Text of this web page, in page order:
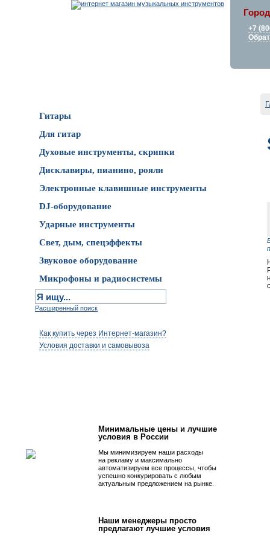
+7
Гитары
Для гитар
Духовые инструменты, скрипки
Дисклавиры, пианино, рояли
Электронные клавишные инструменты
DJ-оборудование
Ударные инструменты
Свет, дым, спецэффекты
Звуковое оборудование
Микрофоны и радиосистемы
Расширенный поиск
Как купить через Интернет-магазин?
Условия доставки и самовывоза
Минимальные цены и лучшие
условия в России
Мы минимизируем наши расходы
на рекламу и максимально
автоматизируем все процессы, чтобы
успешно конкурировать с любым
актуальным предложением на рынке.
Наши менеджеры просто
предлагают лучшие условия